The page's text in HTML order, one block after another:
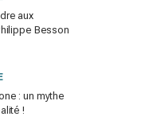
aux
Besson
: un mythe
!